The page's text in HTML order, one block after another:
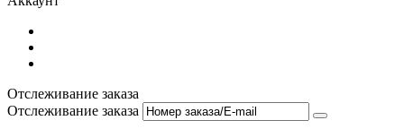
Отслеживание заказа
Отслеживание заказа